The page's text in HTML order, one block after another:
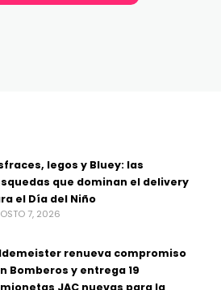
legos y Bluey: las
que dominan el delivery
el Día del Niño
7, 2026
renueva compromiso
Bomberos y entrega 19